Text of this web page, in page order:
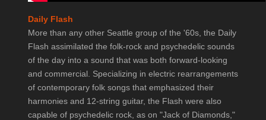
Daily Flash
More than any other Seattle group of the '60s, the Daily
Flash assimilated the folk-rock and psychedelic sounds
of the day into a sound that was both forward-looking
and commercial. Specializing in electric rearrangements
of contemporary folk songs that emphasized their
harmonies and 12-string guitar, the Flash were also
capable of psychedelic rock, as on "Jack of Diamonds,"